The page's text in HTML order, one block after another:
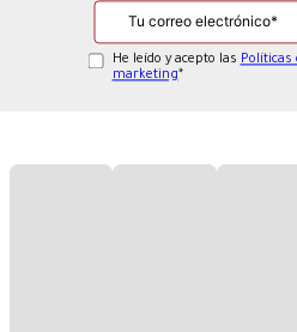
He leído y acepto las Políticas
marketing*